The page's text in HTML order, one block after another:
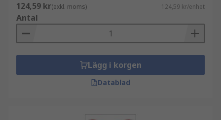
124,59 kr(exkl. moms) 124,59 kr/enhet
Antal
Lägg i korgen
Datablad